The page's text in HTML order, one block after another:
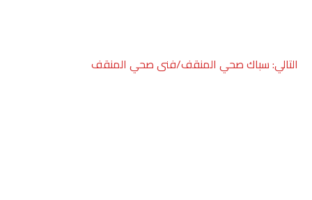
التالي:سباك صحي المنقف/فنى صحي المنقف